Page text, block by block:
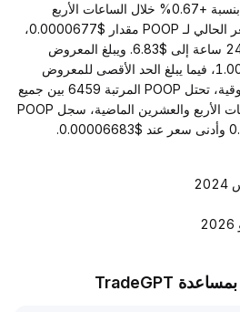
نحو $67.70K، ما يمثل تغيرًا بنسبة +0.67% خلال الساعات الأربع
والعشرين الماضية. ويبلغ السعر الحالي لـ POOP مقدار $0.0000677،
بينما يصل حجم التداول خلال 24 ساعة إلى $6.83. ويبلغ المعروض
المتداول من POOP مقدار 1.00B، فيما يبلغ الحد الأقصى للمعروض
1.00B. ومن حيث القيمة السوقية، تحتل POOP المرتبة 6459 بين جميع
العملات الرقمية. وخلال الساعات الأربع والعشرين الماضية، سجل POOP